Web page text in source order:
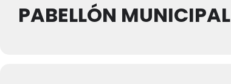
PABELLÓN MUNICIPAL